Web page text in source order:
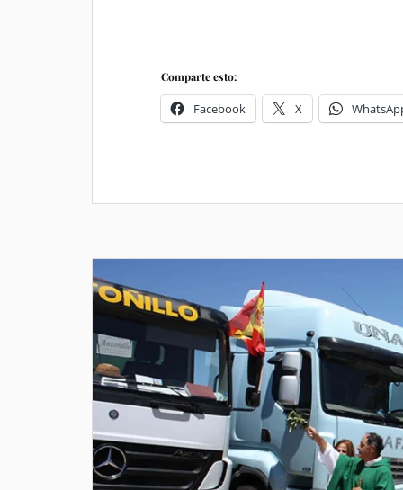
Comparte esto:
Facebook X